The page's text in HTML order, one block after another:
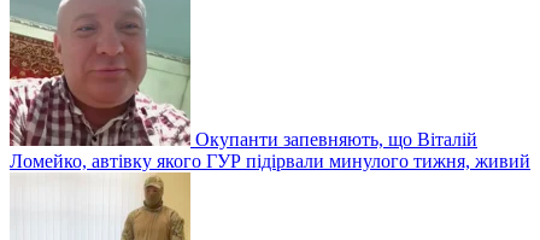
Окупанти запевняють, що Віталій
Ломейко, автівку якого ГУР підірвали минулого тижня, живий